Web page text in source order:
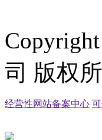
司 版权
经营性网站备案中心